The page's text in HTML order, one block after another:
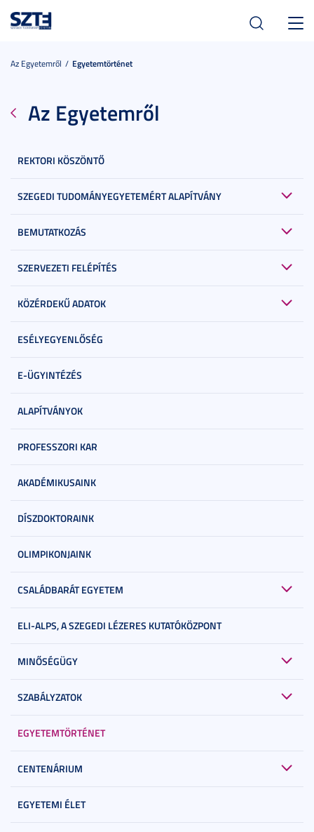
Az Egyetemről Egyetemtörténet
Az Egyetemről
REKTORI KÖSZÖNTŐ
SZEGEDI TUDOMÁNYEGYETEMÉRT ALAPÍTVÁNY
BEMUTATKOZÁS
SZERVEZETI FELÉPÍTÉS
KÖZÉRDEKŰ ADATOK
ESÉLYEGYENLŐSÉG
E-ÜGYINTÉZÉS
ALAPÍTVÁNYOK
PROFESSZORI KAR
AKADÉMIKUSAINK
DÍSZDOKTORAINK
OLIMPIKONJAINK
CSALÁDBARÁT EGYETEM
ELI-ALPS, A SZEGEDI LÉZERES KUTATÓKÖZPONT
MINŐSÉGÜGY
SZABÁLYZATOK
EGYETEMTÖRTÉNET
CENTENÁRIUM
EGYETEMI ÉLET